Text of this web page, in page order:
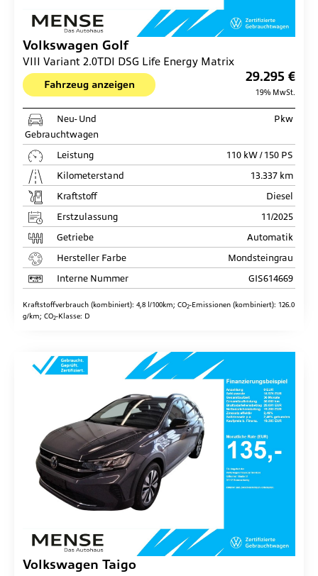
Volkswagen Golf
VIII Variant 2.0TDI DSG Life Energy Matrix
Fahrzeug anzeigen
29.295 €
19% MwSt.
Neu- Und
Gebrauchtwagen
Pkw
Leistung
110 kW / 150 PS
Kilometerstand
13.337 km
Kraftstoff
Diesel
Erstzulassung
11/2025
Getriebe
Automatik
Hersteller Farbe
Mondsteingrau
Interne Nummer
GIS614669
Kraftstoffverbrauch (kombiniert): 4,8 l/100km; CO2-Emissionen (kombiniert): 126.0
g/km; CO2-Klasse: D
Volkswagen Taigo